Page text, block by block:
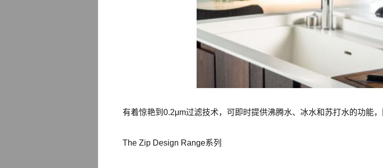
有着惊艳到0.2μm过滤技术，可即时提供沸腾水、冰水和苏打水的功能
The Zip Design Range系列